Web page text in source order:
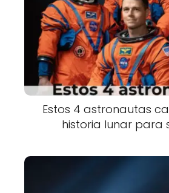
Estos 4 astronautas
historia lunar para